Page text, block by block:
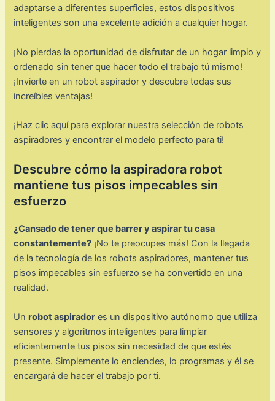
adaptarse a diferentes superficies, estos dispositivos
inteligentes son una excelente adición a cualquier hogar.
¡No pierdas la oportunidad de disfrutar de un hogar limpio y
ordenado sin tener que hacer todo el trabajo tú mismo!
¡Invierte en un robot aspirador y descubre todas sus
increíbles ventajas!
¡Haz clic aquí para explorar nuestra selección de robots
aspiradores y encontrar el modelo perfecto para ti!
Descubre cómo la aspiradora robot
mantiene tus pisos impecables sin
esfuerzo
¿Cansado de tener que barrer y aspirar tu casa
constantemente? ¡No te preocupes más! Con la llegada
de la tecnología de los robots aspiradores, mantener tus
pisos impecables sin esfuerzo se ha convertido en una
realidad.
Un robot aspirador es un dispositivo autónomo que utiliza
sensores y algoritmos inteligentes para limpiar
eficientemente tus pisos sin necesidad de que estés
presente. Simplemente lo enciendes, lo programas y él se
encargará de hacer el trabajo por ti.